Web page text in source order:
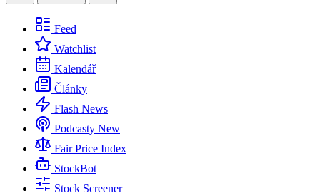
Feed
Watchlist
Kalendář
Články
Flash News
Podcasty New
Fair Price Index
StockBot
Stock Screener